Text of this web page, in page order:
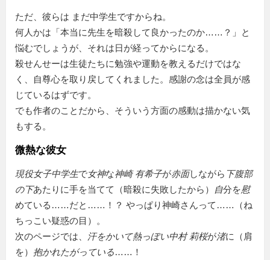
ただ、彼らは まだ中学生ですからね。
何人かは「本当に先生を暗殺して良かったのか……？」と
悩むでしょうが、それは日が経ってからになる。
殺せんせーは生徒たちに勉強や運動を教えるだけではな
く、自尊心を取り戻してくれました。感謝の念は全員が感
じているはずです。
でも作者のことだから、そういう方面の感動は描かない気
もする。
微熱な彼女
現役女子中学生で女神な神崎 有希子が赤面しながら 下腹部
の下あたりに手を当てて（暗殺に失敗したから） 自分を慰
めている……だと……！？ やっぱり神崎さんって……（ね
ちっこい疑惑の目）。
次のページでは、
汗をかいて熱っぽい中村 莉桜が渚に（肩
を） 抱かれたがっている……！